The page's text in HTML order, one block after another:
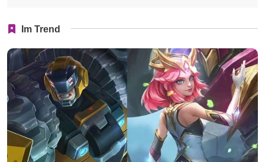
Im Trend